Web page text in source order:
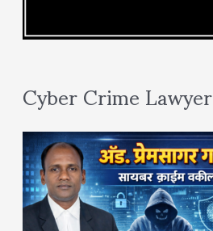
Cyber Crime Lawyer